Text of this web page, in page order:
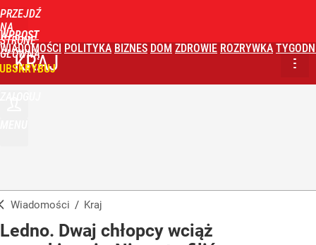
PRZEJDŹ
NA
STRONĘ
GŁÓWNĄ
WPROST
WIADOMOŚCI POLITYKA BIZNES DOM ZDROWIE ROZRYWKA
KRAJ
Wiadomości / Kraj
Ledno. Dwaj chłopcy wciąż